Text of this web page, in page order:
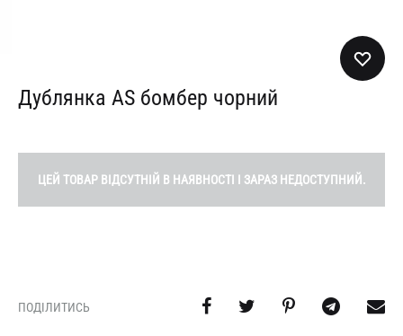
Дублянка AS бомбер чорний
ЦЕЙ ТОВАР ВІДСУТНІЙ В НАЯВНОСТІ І ЗАРАЗ НЕДОСТУПНИЙ.
ПОДІЛИТИСЬ